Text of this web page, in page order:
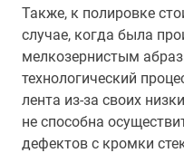
Также, к полировке
случае, когда была
мелкозернистым
технологический
лента из-за своих
не способна
дефектов с кромки